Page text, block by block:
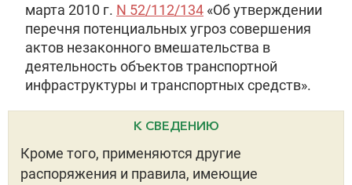
марта 2010 г. N 52/112/134 «Об утверждении
перечня потенциальных угроз совершения
актов незаконного вмешательства в
деятельность объектов транспортной
инфраструктуры и транспортных средств».
К СВЕДЕНИЮ
Кроме того, применяются другие
распоряжения и правила, имеющие